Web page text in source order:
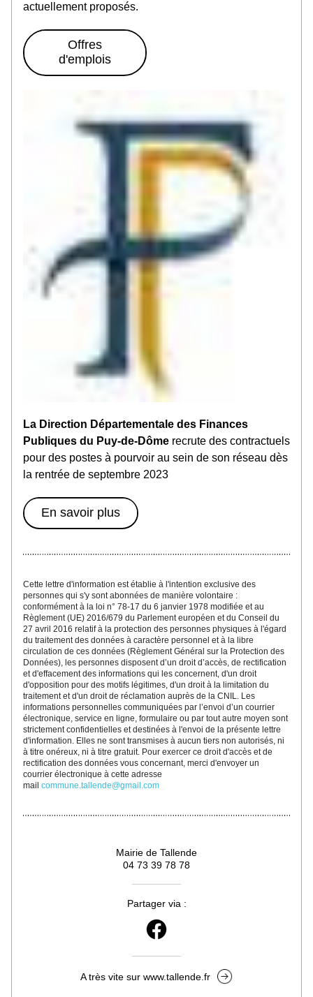
actuellement proposés.
Offres
d'emplois
La Direction Départementale des Finances
Publiques du Puy-de-Dôme recrute des contractuels
pour des postes à pourvoir au sein de son réseau dès
la rentrée de septembre 2023
En savoir plus
Cette lettre d'information est établie à l'intention exclusive des
personnes qui s'y sont abonnées de manière volontaire :
conformément à la loi n° 78-17 du 6 janvier 1978 modifiée et au
Règlement (UE) 2016/679 du Parlement européen et du Conseil du
27 avril 2016 relatif à la protection des personnes physiques à l'égard
du traitement des données à caractère personnel et à la libre
circulation de ces données (Règlement Général sur la Protection des
Données), les personnes disposent d’un droit d’accès, de rectification
et d'effacement des informations qui les concernent, d'un droit
d'opposition pour des motifs légitimes, d'un droit à la limitation du
traitement et d'un droit de réclamation auprès de la CNIL. Les
informations personnelles communiquées par l’envoi d’un courrier
électronique, service en ligne, formulaire ou par tout autre moyen sont
strictement confidentielles et destinées à l'envoi de la présente lettre
d'information. Elles ne sont transmises à aucun tiers non autorisés, ni
à titre onéreux, ni à titre gratuit. Pour exercer ce droit d'accès et de
rectification des données vous concernant, merci d'envoyer un
courrier électronique à cette adresse
mail commune.tallende@gmail.com
Mairie de Tallende
04 73 39 78 78
Partager via :
A très vite sur www.tallende.fr